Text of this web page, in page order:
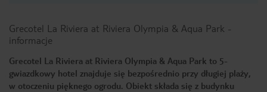
Grecotel La Riviera at Riviera Olympia & Aqua Park -
informacje
Grecotel La Riviera at Riviera Olympia & Aqua Park to 5-
gwiazdkowy hotel znajduje się bezpośrednio przy długiej plaży,
w otoczeniu pięknego ogrodu. Obiekt składa się z budynku